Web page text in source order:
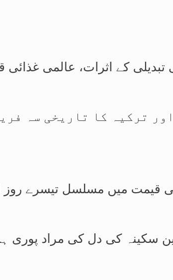
تبدیلی کے اثرات، عالمی
ترکیہ کا تاریخی سہ
میں مسلسل تیسرے روز اضافہ، فی تولہ 4 لاکھ
سکینہ کی دل کی مراد پوری